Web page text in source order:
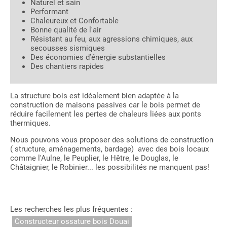
Naturel et sain
Performant
Chaleureux et Confortable
Bonne qualité de l'air
Résistant au feu, aux agressions chimiques, aux
secousses sismiques
Des économies d’énergie substantielles
Des chantiers rapides
La structure bois est idéalement bien adaptée à la
construction de maisons passives car le bois permet de
réduire facilement les pertes de chaleurs liées aux ponts
thermiques.
Nous pouvons vous proposer des solutions de construction
( structure, aménagements, bardage) avec des bois locaux
comme l'Aulne, le Peuplier, le Hêtre, le Douglas, le
Châtaignier, le Robinier... les possibilités ne manquent pas!
Les recherches les plus fréquentes :
Constructeur ossature bois Douai